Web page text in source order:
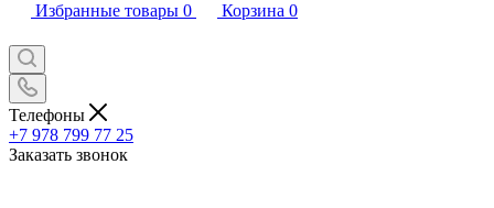
Избранные товары 0 Корзина 0
Телефоны
+7 978 799 77 25
Заказать звонок